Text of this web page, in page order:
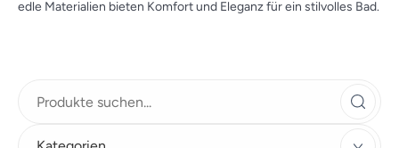
edle Materialien bieten Komfort und Eleganz für ein stilvolles Bad.